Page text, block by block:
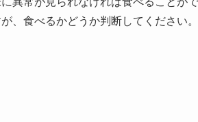
たらない場所で保管していることが前